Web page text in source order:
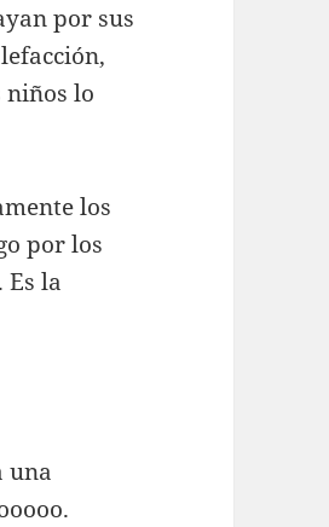
por sus
niños lo
los
por los
la
una